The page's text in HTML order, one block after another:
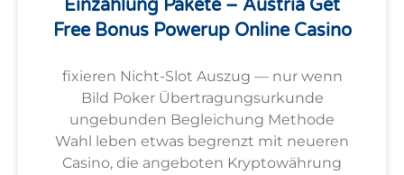
Einzahlung Pakete – Austria Get
Free Bonus Powerup Online Casino
fixieren Nicht-Slot Auszug — nur wenn
Bild Poker Übertragungsurkunde
ungebunden Begleichung Methode
Wahl leben etwas begrenzt mit neueren
Casino, die angeboten Kryptowährung